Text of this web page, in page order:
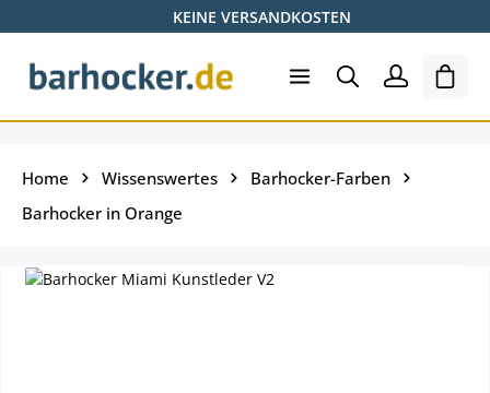
Zum Hauptinhalt springenKEINE VERSANDKOSTEN
Home Wissenswertes
Barhocker-Farben
Barhocker in Orange